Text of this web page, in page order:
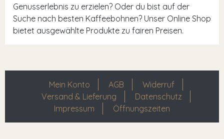
Genusserlebnis zu erzielen? Oder du bist auf der
Suche nach besten Kaffeebohnen? Unser Online Shop
bietet ausgewählte Produkte zu fairen Preisen.
Mein Konto AGB
Widerruf
Versand & Lieferung
Datenschutz
Impressum
Öffnungszeiten